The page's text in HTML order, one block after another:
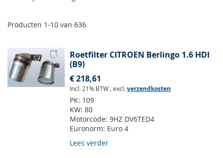
Producten 1-10 van 636
Roetfilter CITROEN Berlingo 1.6 HDI
(B9)
€ 218,61
Incl. 21% BTW , excl.verzendkosten
PK: 109
KW: 80
Motorcode: 9HZ DV6TED4
Euronorm: Euro 4
Lees verder